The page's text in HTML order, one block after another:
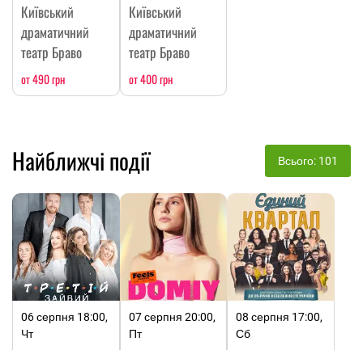
Київський
драматичний
театр Браво
от 490 грн
Київський
драматичний
театр Браво
от 400 грн
Найближчі події Всього: 101
06 серпня 18:00,
Чт
07 серпня 20:00,
Пт
08 серпня 17:00,
Сб